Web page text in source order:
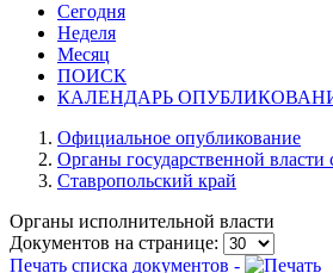
Сегодня
Неделя
Месяц
ПОИСК
КАЛЕНДАРЬ
Официальное опубликование
Органы государственной
Ставропольский край
Органы исполнительной власти
Документов на странице:
Печать списка документов -